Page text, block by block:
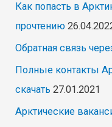
Как попасть в
прочтению
Обратная связь
Полные контакты
скачать 27.01.2021
Арктические